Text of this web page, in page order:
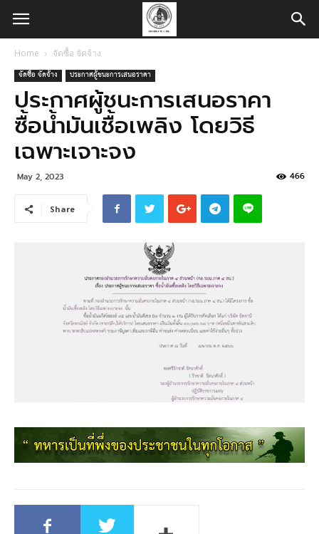
Home จัดซื้อ จัดจ้าง
จัดซื้อ จัดจ้าง ประกาศผู้ชนะการเสนอราคา
ประกาศผู้ชนะการเสนอราคา
ซื้อน้ำมันเชื้อเพลิง โดยวิธี
เฉพาะเจาะจง
May 2, 2023 466
Share